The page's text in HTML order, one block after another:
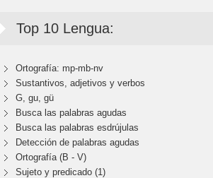
Top 10 Lengua:
Ortografía: mp-mb-nv
Sustantivos, adjetivos y verbos
G, gu, gü
Busca las palabras agudas
Busca las palabras esdrújulas
Detección de palabras agudas
Ortografía (B - V)
Sujeto y predicado (1)